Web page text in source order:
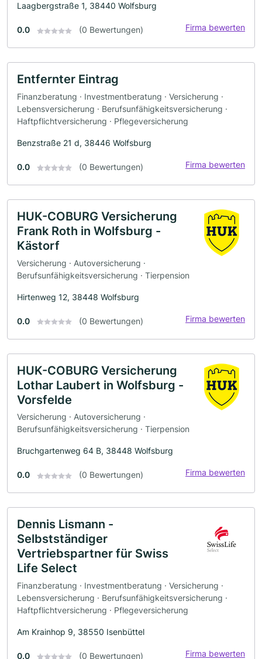
Laagbergstraße 1, 38440 Wolfsburg
0.0 (0 Bewertungen) Firma bewerten
Entfernter Eintrag
Finanzberatung · Investmentberatung · Versicherung ·
Lebensversicherung · Berufsunfähigkeitsversicherung ·
Haftpflichtversicherung · Pflegeversicherung
Benzstraße 21 d, 38446 Wolfsburg
0.0 (0 Bewertungen) Firma bewerten
HUK-COBURG Versicherung
Frank Roth in Wolfsburg -
Kästorf
Versicherung · Autoversicherung ·
Berufsunfähigkeitsversicherung · Tierpension
Hirtenweg 12, 38448 Wolfsburg
0.0 (0 Bewertungen) Firma bewerten
HUK-COBURG Versicherung
Lothar Laubert in Wolfsburg -
Vorsfelde
Versicherung · Autoversicherung ·
Berufsunfähigkeitsversicherung · Tierpension
Bruchgartenweg 64 B, 38448 Wolfsburg
0.0 (0 Bewertungen) Firma bewerten
Dennis Lismann -
Selbstständiger
Vertriebspartner für Swiss
Life Select
Finanzberatung · Investmentberatung · Versicherung ·
Lebensversicherung · Berufsunfähigkeitsversicherung ·
Haftpflichtversicherung · Pflegeversicherung
Am Krainhop 9, 38550 Isenbüttel
0.0 (0 Bewertungen) Firma bewerten